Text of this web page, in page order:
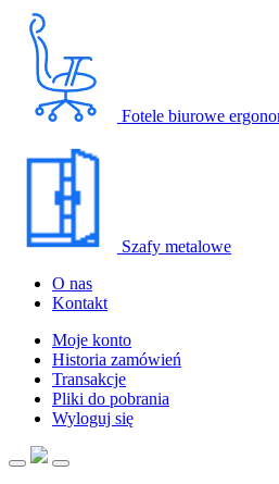
Fotele biurowe
Szafy metalowe
O nas
Kontakt
Moje konto
Historia zamówień
Transakcje
Pliki do pobrania
Wyloguj się